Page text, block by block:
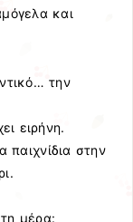
και
την
ειρήνη.
παιχνίδια στην
μέρα: